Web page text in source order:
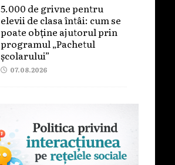
5.000 de grivne pentru
elevii de clasa întâi: cum se
poate obține ajutorul prin
programul „Pachetul
școlarului”
07.08.2026